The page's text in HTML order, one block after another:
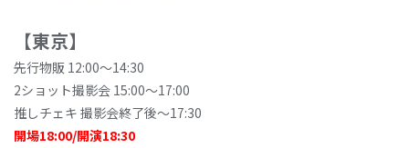
【東京】
先⾏物販 12:00〜14:30
2ショット撮影会 15:00〜17:00
推しチェキ 撮影会終了後〜17:30
開場18:00/開演18:30